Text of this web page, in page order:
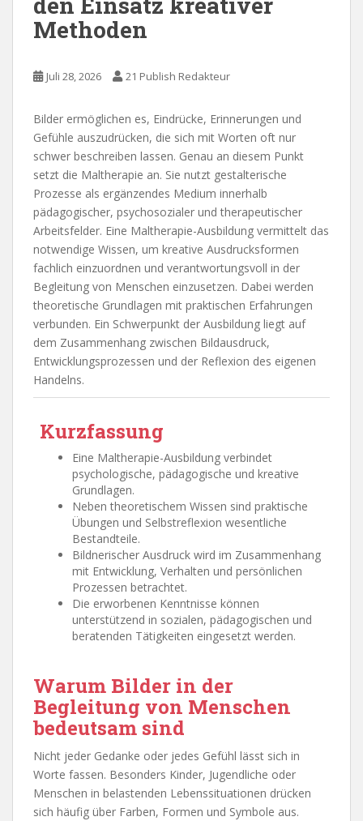
Methoden
Juli 28, 2026 21 Publish Redakteur
Bilder ermöglichen es, Eindrücke, Erinnerungen und
Gefühle auszudrücken, die sich mit Worten oft nur
schwer beschreiben lassen. Genau an diesem Punkt
setzt die Maltherapie an. Sie nutzt gestalterische
Prozesse als ergänzendes Medium innerhalb
pädagogischer, psychosozialer und therapeutischer
Arbeitsfelder. Eine Maltherapie-Ausbildung vermittelt das
notwendige Wissen, um kreative Ausdrucksformen
fachlich einzuordnen und verantwortungsvoll in der
Begleitung von Menschen einzusetzen. Dabei werden
theoretische Grundlagen mit praktischen Erfahrungen
verbunden. Ein Schwerpunkt der Ausbildung liegt auf
dem Zusammenhang zwischen Bildausdruck,
Entwicklungsprozessen und der Reflexion des eigenen
Handelns.
Kurzfassung
Eine Maltherapie-Ausbildung verbindet
psychologische, pädagogische und kreative
Grundlagen.
Neben theoretischem Wissen sind praktische
Übungen und Selbstreflexion wesentliche
Bestandteile.
Bildnerischer Ausdruck wird im Zusammenhang
mit Entwicklung, Verhalten und persönlichen
Prozessen betrachtet.
Die erworbenen Kenntnisse können
unterstützend in sozialen, pädagogischen und
beratenden Tätigkeiten eingesetzt werden.
Warum Bilder in der
Begleitung von Menschen
bedeutsam sind
Nicht jeder Gedanke oder jedes Gefühl lässt sich in
Worte fassen. Besonders Kinder, Jugendliche oder
Menschen in belastenden Lebenssituationen drücken
sich häufig über Farben, Formen und Symbole aus.